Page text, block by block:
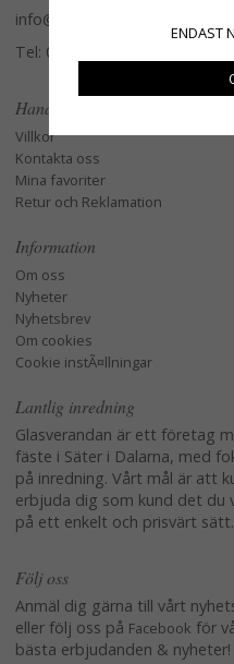
info@glasverandan.se
Tel: 079-3495968
Handla
Villkor
Kontakta oss
Mina favoriter
Retur och Reklamation
Information
Om oss
Nyheter
Nyhetsbrev
Om cookies
Cookie instÃ¤llningar
Lantlig inredning
Glasverandan är ett företag
fäste i Säter i Dalarna, med
på inredning. Vårt mål är att
erbjuda dig som kund det du
på ett enkelt och prisvärt sätt.
Följ oss
Anmäl dig gärna till vårt
eller följ oss på Facebook för
bästa erbjudanden & nyheter!
ENDAST